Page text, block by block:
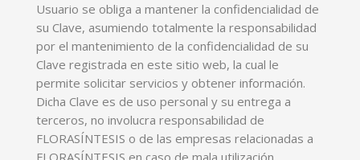
Usuario se obliga a mantener la confidencialidad de
su Clave, asumiendo totalmente la responsabilidad
por el mantenimiento de la confidencialidad de su
Clave registrada en este sitio web, la cual le
permite solicitar servicios y obtener información.
Dicha Clave es de uso personal y su entrega a
terceros, no involucra responsabilidad de
FLORASÍNTESIS o de las empresas relacionadas a
FLORASÍNTESIS en caso de mala utilización.